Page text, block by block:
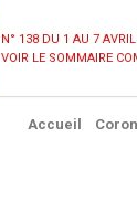
N° 138 DU 1 AU 7
VOIR LE SOMMAIRE
Accueil